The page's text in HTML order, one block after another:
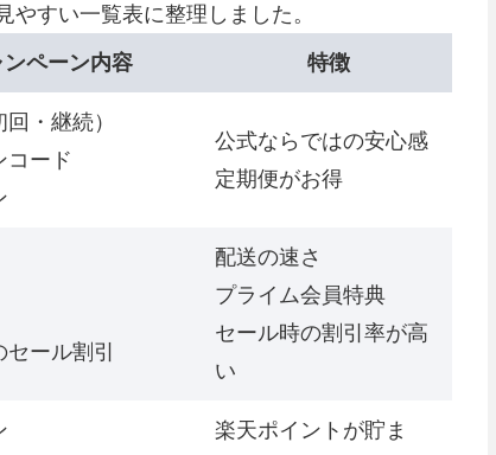
すい一覧表に整理しました。
ペーン内容 特徴
・継続）
コード
公式ならではの安心感
定期便がお得
ール割引
配送の速さ
プライム会員特典
セール時の割引率が高
い
楽天ポイントが貯ま